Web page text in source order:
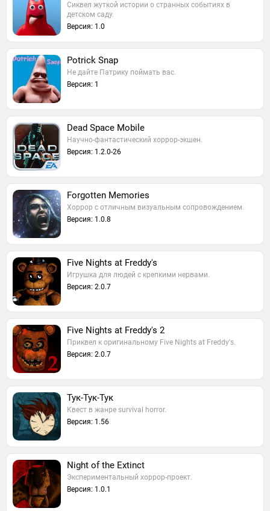
Сиквел жуткой истории о странных событиях в
детском саду.
Версия: 1.0
Potrick Snap
Не дайте Патрику поймать вас.
Версия: 1
Dead Space Mobile
Научно-фантастический хоррор-экшен.
Версия: 1.2.0-26
Forgotten Memories
Хоррор с отличным визуальным сопровождением.
Версия: 1.0.8
Five Nights at Freddy's
Игрушка для людей с крепкими нервами.
Версия: 2.0.7
Five Nights at Freddy's 2
Приквел к оригинальному Five Nights at Freddy's.
Версия: 2.0.7
Тук-Тук-Тук
Квест в жанре survival horror.
Версия: 1.56
Night of the Extinct
Экспериментальный хоррор-проект.
Версия: 1.0.1